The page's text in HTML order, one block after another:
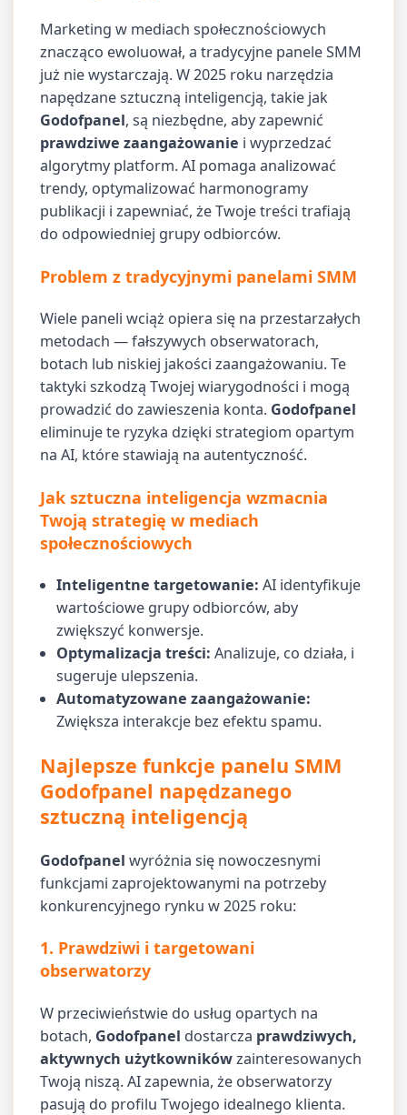
Marketing w mediach społecznościowych
znacząco ewoluował, a tradycyjne panele SMM
już nie wystarczają. W 2025 roku narzędzia
napędzane sztuczną inteligencją, takie jak
Godofpanel, są niezbędne, aby zapewnić
prawdziwe zaangażowanie i wyprzedzać
algorytmy platform. AI pomaga analizować
trendy, optymalizować harmonogramy
publikacji i zapewniać, że Twoje treści trafiają
do odpowiedniej grupy odbiorców.
Problem z tradycyjnymi panelami SMM
Wiele paneli wciąż opiera się na przestarzałych
metodach — fałszywych obserwatorach,
botach lub niskiej jakości zaangażowaniu. Te
taktyki szkodzą Twojej wiarygodności i mogą
prowadzić do zawieszenia konta. Godofpanel
eliminuje te ryzyka dzięki strategiom opartym
na AI, które stawiają na autentyczność.
Jak sztuczna inteligencja wzmacnia
Twoją strategię w mediach
społecznościowych
Inteligentne targetowanie: AI identyfikuje
wartościowe grupy odbiorców, aby
zwiększyć konwersje.
Optymalizacja treści: Analizuje, co działa, i
sugeruje ulepszenia.
Automatyzowane zaangażowanie:
Zwiększa interakcje bez efektu spamu.
Najlepsze funkcje panelu SMM
Godofpanel napędzanego
sztuczną inteligencją
Godofpanel wyróżnia się nowoczesnymi
funkcjami zaprojektowanymi na potrzeby
konkurencyjnego rynku w 2025 roku:
1. Prawdziwi i targetowani
obserwatorzy
W przeciwieństwie do usług opartych na
botach, Godofpanel dostarcza prawdziwych,
aktywnych użytkownikówzainteresowanych
Twoją niszą. AI zapewnia, że obserwatorzy
pasują do profilu Twojego idealnego klienta.